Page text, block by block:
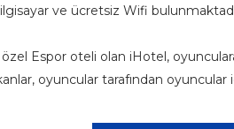
ve ücretsiz Wifi
özel Espor oteli olan iHotel,
oyuncular tarafından oyuncular